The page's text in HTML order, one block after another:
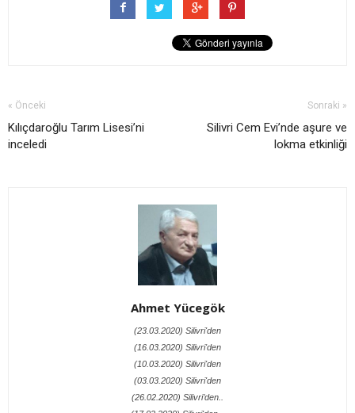
« Önceki
Kılıçdaroğlu Tarım Lisesi’ni
inceledi
Sonraki »
Silivri Cem Evi’nde aşure ve
lokma etkinliği
Ahmet Yücegök
(23.03.2020) Silivri'den
(16.03.2020) Silivri'den
(10.03.2020) Silivri'den
(03.03.2020) Silivri'den
(26.02.2020) Silivri’den..